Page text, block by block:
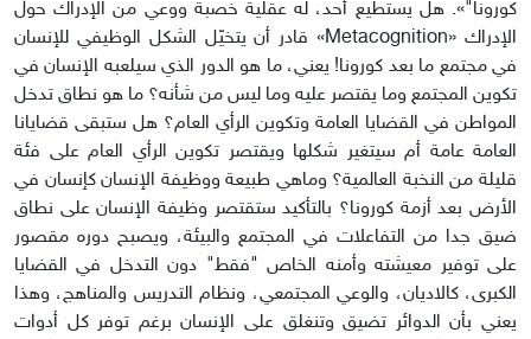
كورونا"». هل يستطيع أحد، له عقلية خصبة ووعي من الإدراك حول
الإدراك «Metacognition» قادر أن يتخيّل الشكل الوظيفي للإنسان
في مجتمع ما بعد كورونا! يعني، ما هو الدور الذي سيلعبه الإنسان في
تكوين المجتمع وما يقتصر عليه وما ليس من شأنه؟ ما هو نطاق تدخل
المواطن في القضايا العامة وتكوين الرأي العام؟ هل ستبقى قضايانا
العامة عامة أم سيتغير شكلها ويقتصر تكوين الرأي العام على فئة
قليلة من النخبة العالمية؟ وماهي طبيعة ووظيفة الإنسان كإنسان في
الأرض بعد أزمة كورونا؟ بالتأكيد ستقتصر وظيفة الإنسان على نطاق
ضيق جدا من التفاعلات في المجتمع والبيئة، ويصبح دوره مقصور
على توفير معيشته وأمنه الخاص "فقط" دون التدخل في القضايا
الكبرى، كالاديان، والوعي المجتمعي، ونظام التدريس والمناهج، وهذا
يعني بأن الدوائر تضيق وتنغلق على الإنسان برغم توفر كل أدوات